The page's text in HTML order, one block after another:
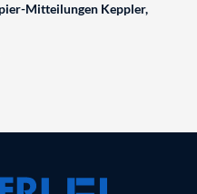
Mitteilungen Keppler,